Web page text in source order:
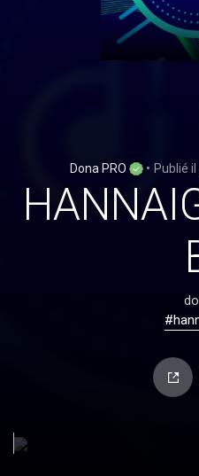
Dona PRO • Publié il